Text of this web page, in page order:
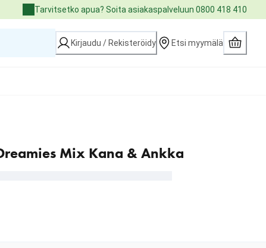
Tarvitsetko apua? Soita asiakaspalveluun 0800 418 410
Kirjaudu / Rekisteröidy Etsi myymälä
Mix Kana & Ankka